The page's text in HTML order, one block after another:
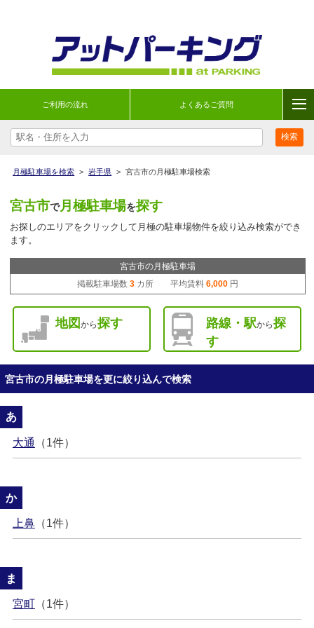
ご利用の流れ よくあるご質問
月極駐車場を検索 > 岩手県 > 宮古市の月極駐車場検索
宮古市で月極駐車場を探す
お探しのエリアをクリックして月極の駐車場物件を絞り込み検索ができ
ます。
宮古市の月極駐車場
掲載駐車場数 3 カ所 平均賃料 6,000 円
地図 から探す 路線・駅から探
す
宮古市の月極駐車場を更に絞り込んで検索
あ
大通 （1件）
か
上鼻（1件）
ま
宮町（1件）